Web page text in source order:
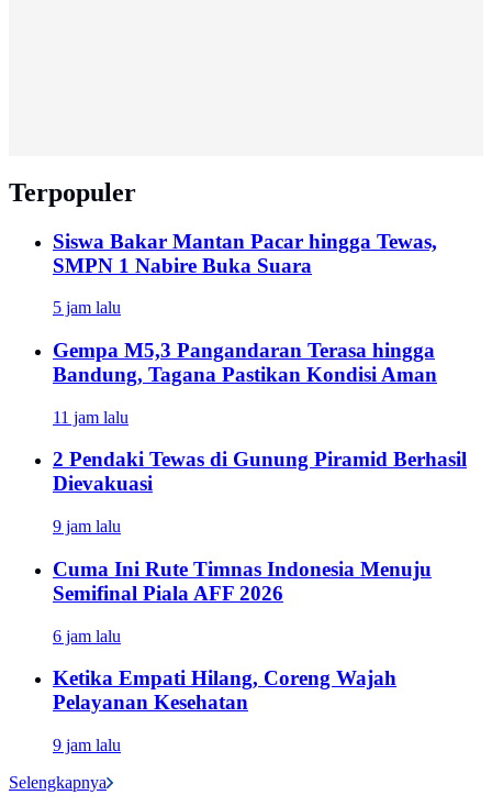
Terpopuler
Siswa Bakar Mantan Pacar hingga Tewas,
SMPN 1 Nabire Buka Suara
5 jam lalu
Gempa M5,3 Pangandaran Terasa hingga
Bandung, Tagana Pastikan Kondisi Aman
11 jam lalu
2 Pendaki Tewas di Gunung Piramid Berhasil
Dievakuasi
9 jam lalu
Cuma Ini Rute Timnas Indonesia Menuju
Semifinal Piala AFF 2026
6 jam lalu
Ketika Empati Hilang, Coreng Wajah
Pelayanan Kesehatan
9 jam lalu
Selengkapnya